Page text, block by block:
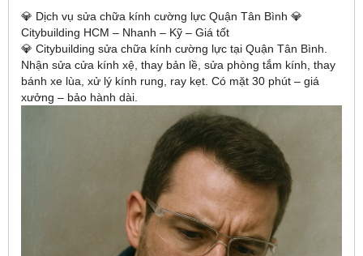
💎 Dịch vụ sửa chữa kính cường lực Quận Tân Bình 💎
Citybuilding HCM – Nhanh – Kỹ – Giá tốt
💎 Citybuilding sửa chữa kính cường lực tại Quận Tân Bình.
Nhận sửa cửa kính xệ, thay bản lề, sửa phòng tắm kính, thay
bánh xe lùa, xử lý kính rung, ray kẹt. Có mặt 30 phút – giá
xưởng – bảo hành dài.